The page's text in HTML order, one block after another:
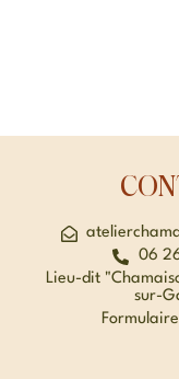
06
Lieu-dit
sur-